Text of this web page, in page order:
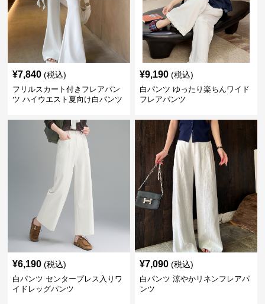
¥7,840 (税込)
フリルスカート付きフレアパン
ツ ハイウエスト夏向け白パンツ
¥9,190 (税込)
白パンツ ゆったり楽ちんワイド
フレアパンツ
¥6,190 (税込)
白パンツ センタープレス入りワ
イドレッグパンツ
¥7,090 (税込)
白パンツ 涼やかリネンフレアパ
ンツ